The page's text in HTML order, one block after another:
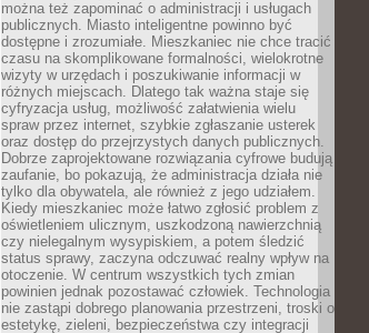
można też zapominać o administracji i usługach
publicznych. Miasto inteligentne powinno być
dostępne i zrozumiałe. Mieszkaniec nie chce tracić
czasu na skomplikowane formalności, wielokrotne
wizyty w urzędach i poszukiwanie informacji w
różnych miejscach. Dlatego tak ważna staje się
cyfryzacja usług, możliwość załatwienia wielu
spraw przez internet, szybkie zgłaszanie usterek
oraz dostęp do przejrzystych danych publicznych.
Dobrze zaprojektowane rozwiązania cyfrowe budują
zaufanie, bo pokazują, że administracja działa nie
tylko dla obywatela, ale również z jego udziałem.
Kiedy mieszkaniec może łatwo zgłosić problem z
oświetleniem ulicznym, uszkodzoną nawierzchnią
czy nielegalnym wysypiskiem, a potem śledzić
status sprawy, zaczyna odczuwać realny wpływ na
otoczenie. W centrum wszystkich tych zmian
powinien jednak pozostawać człowiek. Technologia
nie zastąpi dobrego planowania przestrzeni, troski o
estetykę, zieleni, bezpieczeństwa czy integracji